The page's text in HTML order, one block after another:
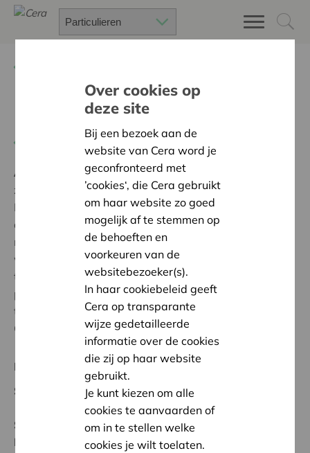
Dwaallicht
Terug naar overzicht
Ambitie:
Een solidaire, respectvolle samenleving
zonder drempels
Dankzij Cera kon Dwaallicht een 90-tal personen met
dementie én hun mantelzorgers een namiddag van
muziek, ontmoeting en ontspanning bieden. Bovendien
werd er op een informele wijze verbinding gelegd
tussen personen met dementie, hun mantelzorgers én
professionals actief in de sector, want ook zij waren
talrijk aanwezig. Tenslotte kon Dwaallicht, dankzij
Cera, werken aan de naambekendheid.
Regionaal Project
Startdatum:
16/10/2024
Status:
Volledig
Noorderkempen
Over cookies op
deze site
Bij een bezoek aan de
website van Cera word je
geconfronteerd met
’cookies‘, die Cera gebruikt
om haar website zo goed
mogelijk af te stemmen op
de behoeften en
voorkeuren van de
websitebezoeker(s).
In haar cookiebeleid geeft
Cera op transparante
wijze gedetailleerde
informatie over de cookies
die zij op haar website
gebruikt.
Je kunt kiezen om alle
cookies te aanvaarden of
om in te stellen welke
cookies je wilt toelaten.